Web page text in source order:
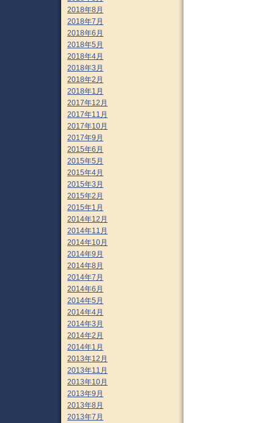
2018年8月
2018年7月
2018年6月
2018年5月
2018年4月
2018年3月
2018年2月
2018年1月
2017年12月
2017年11月
2017年10月
2017年9月
2015年6月
2015年5月
2015年4月
2015年3月
2015年2月
2015年1月
2014年12月
2014年11月
2014年10月
2014年9月
2014年8月
2014年7月
2014年6月
2014年5月
2014年4月
2014年3月
2014年2月
2014年1月
2013年12月
2013年11月
2013年10月
2013年9月
2013年8月
2013年7月